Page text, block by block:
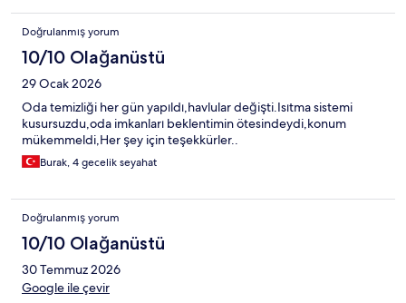
Doğrulanmış yorum
10/10 Olağanüstü
29 Ocak 2026
Oda temizliği her gün yapıldı,havlular değişti.Isıtma sistemi
kusursuzdu,oda imkanları beklentimin ötesindeydi,konum
mükemmeldi,Her şey için teşekkürler..
Burak, 4 gecelik seyahat
Doğrulanmış yorum
10/10 Olağanüstü
30 Temmuz 2026
Google ile çevir